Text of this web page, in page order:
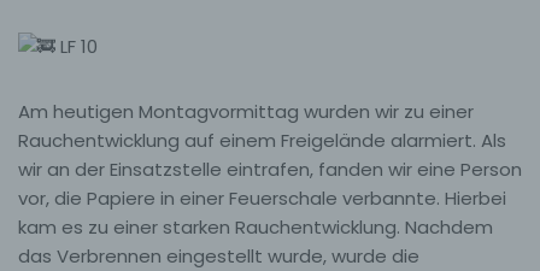
LF 10
Am heutigen Montagvormittag wurden wir zu einer
Rauchentwicklung auf einem Freigelände alarmiert. Als
wir an der Einsatzstelle eintrafen, fanden wir eine Person
vor, die Papiere in einer Feuerschale verbannte. Hierbei
kam es zu einer starken Rauchentwicklung. Nachdem
das Verbrennen eingestellt wurde, wurde die